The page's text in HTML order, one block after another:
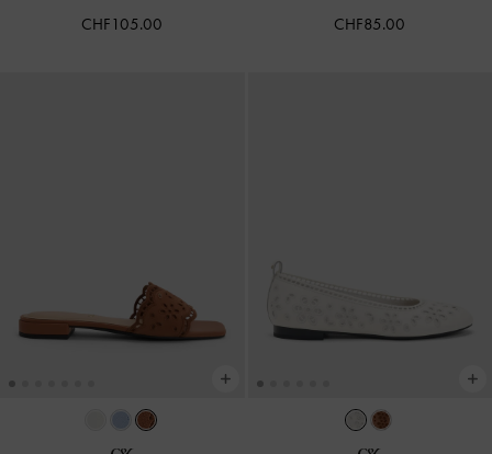
CHF105.00 CHF85.00